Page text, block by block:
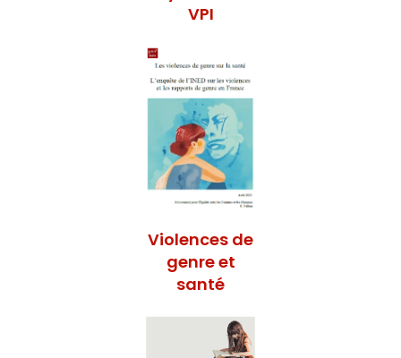
VPI
Violences de
genre et
santé